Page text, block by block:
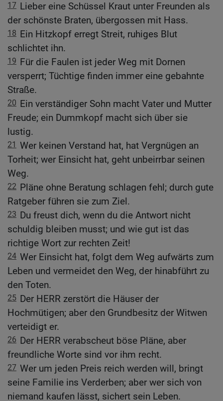
17 Lieber eine Schüssel Kraut unter Freunden als
der schönste Braten, übergossen mit Hass.
18 Ein Hitzkopf erregt Streit, ruhiges Blut
schlichtet ihn.
19 Für die Faulen ist jeder Weg mit Dornen
versperrt; Tüchtige finden immer eine gebahnte
Straße.
20 Ein verständiger Sohn macht Vater und Mutter
Freude; ein Dummkopf macht sich über sie
lustig.
21 Wer keinen Verstand hat, hat Vergnügen an
Torheit; wer Einsicht hat, geht unbeirrbar seinen
Weg.
22 Pläne ohne Beratung schlagen fehl; durch gute
Ratgeber führen sie zum Ziel.
23 Du freust dich, wenn du die Antwort nicht
schuldig bleiben musst; und wie gut ist das
richtige Wort zur rechten Zeit!
24 Wer Einsicht hat, folgt dem Weg aufwärts zum
Leben und vermeidet den Weg, der hinabführt zu
den Toten.
25 Der HERR zerstört die Häuser der
Hochmütigen; aber den Grundbesitz der Witwen
verteidigt er.
26 Der HERR verabscheut böse Pläne, aber
freundliche Worte sind vor ihm recht.
27 Wer um jeden Preis reich werden will, bringt
seine Familie ins Verderben; aber wer sich von
niemand kaufen lässt, sichert sein Leben.